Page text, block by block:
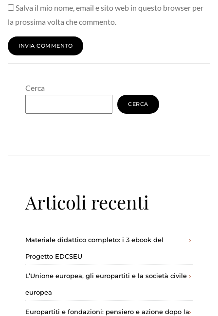
Salva il mio nome, email e sito web in questo browser per
la prossima volta che commento.
Cerca
CERCA
Articoli recenti
Materiale didattico completo: i 3 ebook del
Progetto EDCSEU
L’Unione europea, gli europartiti e la società civile
europea
Europartiti e fondazioni: pensiero e azione dopo la